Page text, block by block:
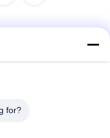
Zhihui, calle Xixiang,
for?